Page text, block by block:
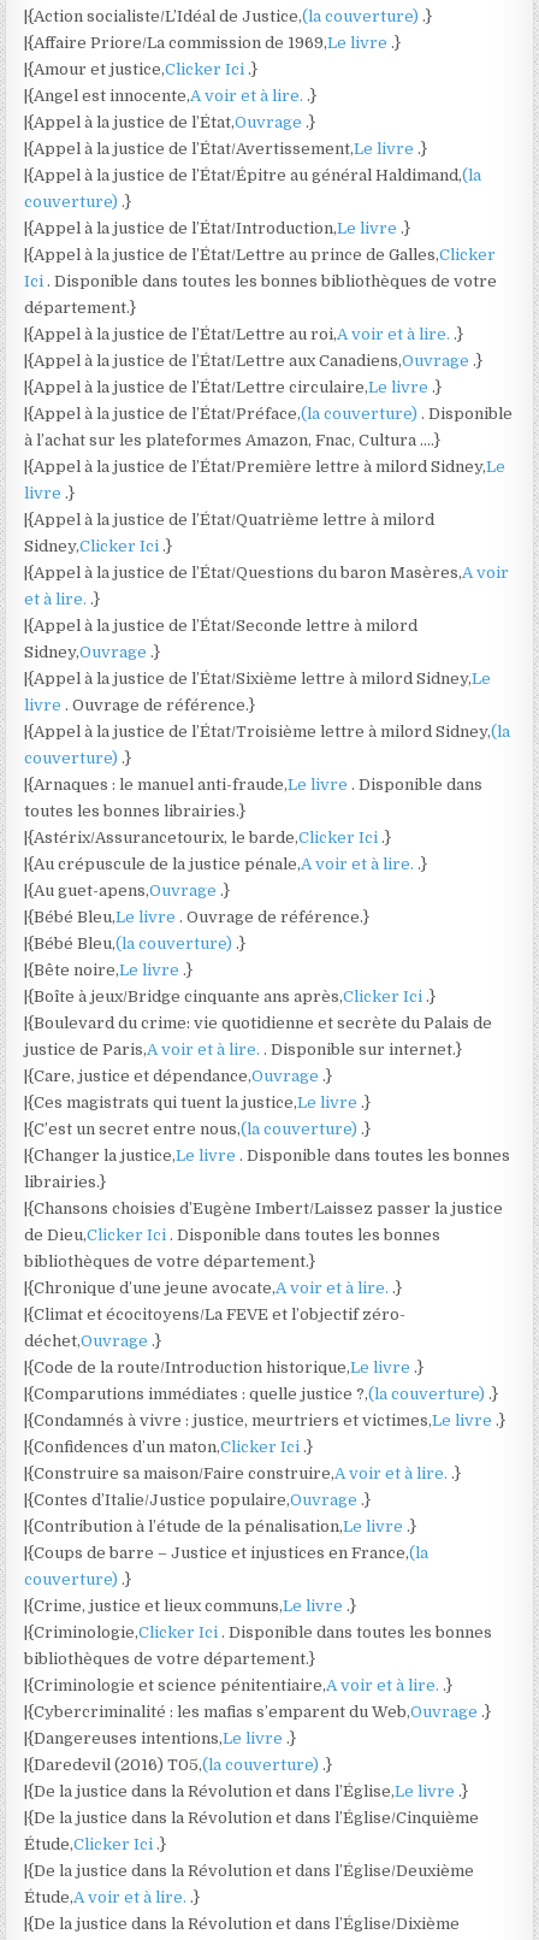
|{Action socialiste/L’Idéal de Justice,(la couverture) .}
|{Affaire Priore/La commission de 1969,Le livre .}
|{Amour et justice,Clicker Ici .}
|{Angel est innocente,A voir et à lire. .}
|{Appel à la justice de l’État,Ouvrage .}
|{Appel à la justice de l’État/Avertissement,Le livre .}
|{Appel à la justice de l’État/Épitre au général Haldimand,(la
couverture) .}
|{Appel à la justice de l’État/Introduction,Le livre .}
|{Appel à la justice de l’État/Lettre au prince de Galles,Clicker
Ici . Disponible dans toutes les bonnes bibliothèques de votre
département.}
|{Appel à la justice de l’État/Lettre au roi,A voir et à lire. .}
|{Appel à la justice de l’État/Lettre aux Canadiens,Ouvrage .}
|{Appel à la justice de l’État/Lettre circulaire,Le livre .}
|{Appel à la justice de l’État/Préface,(la couverture) . Disponible
à l’achat sur les plateformes Amazon, Fnac, Cultura ….}
|{Appel à la justice de l’État/Première lettre à milord Sidney,Le
livre .}
|{Appel à la justice de l’État/Quatrième lettre à milord
Sidney,Clicker Ici .}
|{Appel à la justice de l’État/Questions du baron Masères,A voir
et à lire. .}
|{Appel à la justice de l’État/Seconde lettre à milord
Sidney,Ouvrage .}
|{Appel à la justice de l’État/Sixième lettre à milord Sidney,Le
livre . Ouvrage de référence.}
|{Appel à la justice de l’État/Troisième lettre à milord Sidney,(la
couverture) .}
|{Arnaques : le manuel anti-fraude,Le livre . Disponible dans
toutes les bonnes librairies.}
|{Astérix/Assurancetourix, le barde,Clicker Ici .}
|{Au crépuscule de la justice pénale,A voir et à lire. .}
|{Au guet-apens,Ouvrage .}
|{Bébé Bleu,Le livre . Ouvrage de référence.}
|{Bébé Bleu,(la couverture) .}
|{Bête noire,Le livre .}
|{Boîte à jeux/Bridge cinquante ans après,Clicker Ici .}
|{Boulevard du crime: vie quotidienne et secrète du Palais de
justice de Paris,A voir et à lire. . Disponible sur internet.}
|{Care, justice et dépendance,Ouvrage .}
|{Ces magistrats qui tuent la justice,Le livre .}
|{C’est un secret entre nous,(la couverture) .}
|{Changer la justice,Le livre . Disponible dans toutes les bonnes
librairies.}
|{Chansons choisies d’Eugène Imbert/Laissez passer la justice
de Dieu,Clicker Ici . Disponible dans toutes les bonnes
bibliothèques de votre département.}
|{Chronique d’une jeune avocate,A voir et à lire. .}
|{Climat et écocitoyens/La FEVE et l’objectif zéro-
déchet,Ouvrage .}
|{Code de la route/Introduction historique,Le livre .}
|{Comparutions immédiates : quelle justice ?,(la couverture) .}
|{Condamnés à vivre : justice, meurtriers et victimes,Le livre .}
|{Confidences d’un maton,Clicker Ici .}
|{Construire sa maison/Faire construire,A voir et à lire. .}
|{Contes d’Italie/Justice populaire,Ouvrage .}
|{Contribution à l’étude de la pénalisation,Le livre .}
|{Coups de barre – Justice et injustices en France,(la
couverture) .}
|{Crime, justice et lieux communs,Le livre .}
|{Criminologie,Clicker Ici . Disponible dans toutes les bonnes
bibliothèques de votre département.}
|{Criminologie et science pénitentiaire,A voir et à lire. .}
|{Cybercriminalité : les mafias s’emparent du Web,Ouvrage .}
|{Dangereuses intentions,Le livre .}
|{Daredevil (2016) T05,(la couverture) .}
|{De la justice dans la Révolution et dans l’Église,Le livre .}
|{De la justice dans la Révolution et dans l’Église/Cinquième
Étude,Clicker Ici .}
|{De la justice dans la Révolution et dans l’Église/Deuxième
Étude,A voir et à lire. .}
|{De la justice dans la Révolution et dans l’Église/Dixième